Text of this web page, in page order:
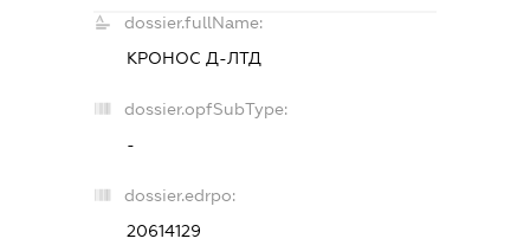
dossier.fullName:
КРОНОС Д-ЛТД
dossier.opfSubType:
-
dossier.edrpo:
20614129